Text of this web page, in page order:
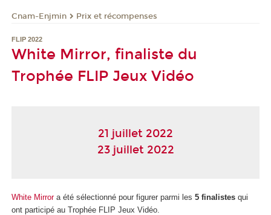
Cnam-Enjmin Prix et récompenses
FLIP 2022
White Mirror, finaliste du
Trophée FLIP Jeux Vidéo
21 juillet 2022
23 juillet 2022
White Mirrora été sélectionné pour figurer parmi les 5 finalistes qui
ont participé au Trophée FLIP Jeux Vidéo.